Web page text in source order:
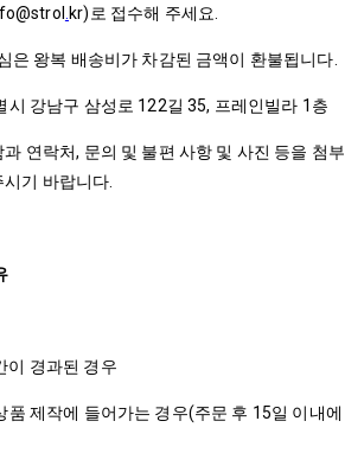
kr)로 접수해 주세요.
은 왕복 배송비가 차감된 금액이 환불됩니다.
시 강남구 삼성로 122길 35, 프레인빌라 1층
연락처, 문의 및 불편 사항 및 사진 등을 첨부
기 바랍니다.
이 경과된 경우
품 제작에 들어가는 경우(주문 후 15일 이내에